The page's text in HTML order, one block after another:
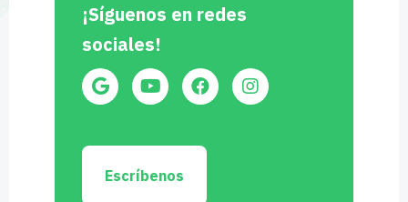
¡Síguenos en redes
sociales!
Escríbenos